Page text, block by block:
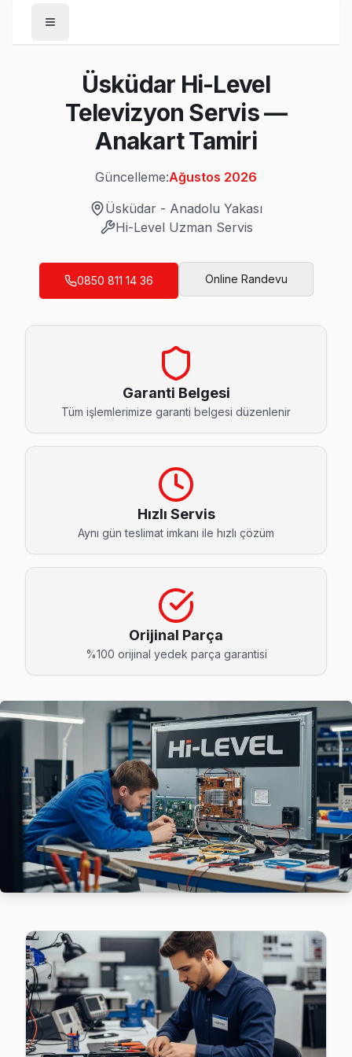
Anasayfa
Üsküdar
Hi-Level
Son Güncelleme:Ağustos 2026
Acıbadem Hi-Level Servis
Üsküdar'da Acıbadem bölgesindeki Hi-Level
Üsküdar Hi-Level Servis →
Ahmediye Hi-Level Servis
Ahmediye'deki Hi-Level TV kullanıcılarına ikinci el cihaz
Üsküdar TV Servis Merkezi →
Üsküdar TV Servis Merkezi →
Aziz Mahmut Hüdayi Hi-Level Servis
Aziz Mahmut Hüdayi Hi-Level Açılmıyor Arıza →
Bahçelievler Hi-Level Servis
Hi-Level TV'nizin Bahçelievler adresine gelen ekibimiz
Hi-Level Ekran Değişimi →
Barbaros sakinleri Hi-Level TV arızaları için sık bizi
Hi-Level Ekran Değişimi →
Beylerbeyi Hi-Level Servis
Üsküdar'da Beylerbeyi mahallesi Hi-Level TV servisi için
Üsküdar TV Servis Merkezi →
Bulgurlu Hi-Level Servis
Bulgurlu mahallesi Hi-Level TV teknisyeniniz ortalama 90
Üsküdar Hi-Level Servis →
Burhaniye Hi-Level Servis
Hi-Level TV'niz Burhaniye'de arıza yaptıysa
Burhaniye Hi-Level Anakart Tamiri →
Cumhuriyet Hi-Level Servis
Cumhuriyet mahallesinde Hi-Level TV arızaları için aynı
Üsküdar Hi-Level
Televizyon Servis —
Anakart Tamiri
Güncelleme:Ağustos 2026
Üsküdar - Anadolu Yakası
Hi-Level Uzman Servis
0850 811 14 36 Online Randevu
Garanti Belgesi
Tüm işlemlerimize garanti belgesi düzenlenir
Hızlı Servis
Aynı gün teslimat imkanı ile hızlı çözüm
Orijinal Parça
%100 orijinal yedek parça garantisi